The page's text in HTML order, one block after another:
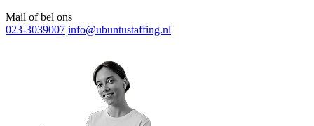
Mail of bel ons
023-3039007 info@ubuntustaffing.nl